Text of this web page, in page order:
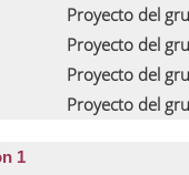
Proyecto del
Proyecto del
Proyecto del
Proyecto del
1